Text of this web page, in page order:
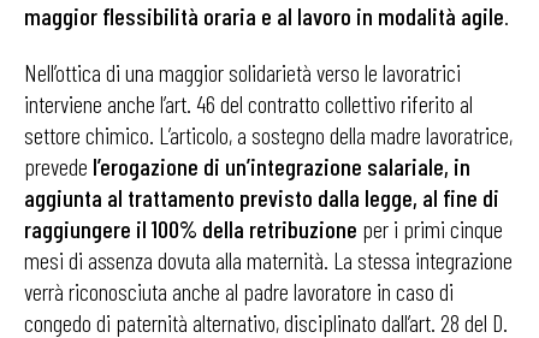
maggior flessibilità oraria e al lavoro in modalità agile.
Nell’ottica di una maggior solidarietà verso le lavoratrici
interviene anche l’art. 46 del contratto collettivo riferito al
settore chimico. L’articolo, a sostegno della madre lavoratrice,
prevede l’erogazione di un’integrazione salariale, in
aggiunta al trattamento previsto dalla legge, al fine di
raggiungere il 100% della retribuzione per i primi cinque
mesi di assenza dovuta alla maternità. La stessa integrazione
verrà riconosciuta anche al padre lavoratore in caso di
congedo di paternità alternativo, disciplinato dall’art. 28 del D.